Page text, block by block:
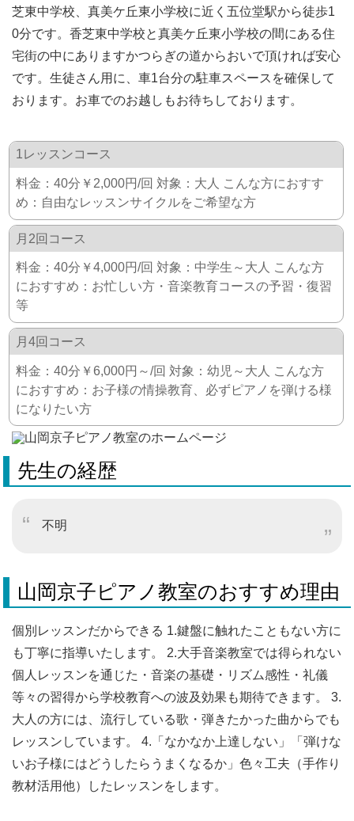
芝東中学校、真美ケ丘東小学校に近く五位堂駅から徒歩1
0分です。香芝東中学校と真美ケ丘東小学校の間にある住
宅街の中にありますかつらぎの道からおいで頂ければ安心
です。生徒さん用に、車1台分の駐車スペースを確保して
おります。お車でのお越しもお待ちしております。
1レッスンコース
料金：40分￥2,000円/回 対象：大人 こんな方におすす
め：自由なレッスンサイクルをご希望な方
月2回コース
料金：40分￥4,000円/回 対象：中学生～大人 こんな方
におすすめ：お忙しい方・音楽教育コースの予習・復習
等
月4回コース
料金：40分￥6,000円～/回 対象：幼児～大人 こんな方
におすすめ：お子様の情操教育、必ずピアノを弾ける様
になりたい方
先生の経歴
不明
山岡京子ピアノ教室のおすすめ理由
個別レッスンだからできる 1.鍵盤に触れたこともない方に
も丁寧に指導いたします。 2.大手音楽教室では得られない
個人レッスンを通じた・音楽の基礎・リズム感性・礼儀
等々の習得から学校教育への波及効果も期待できます。 3.
大人の方には、流行している歌・弾きたかった曲からでも
レッスンしています。 4.「なかなか上達しない」「弾けな
いお子様にはどうしたらうまくなるか」色々工夫（手作り
教材活用他）したレッスンをします。